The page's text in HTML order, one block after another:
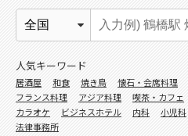
人気キーワード
居酒屋 和食 焼き鳥 懐石・会席料理
フランス料理
アジア料理 喫茶・カフェ
カラオケ
ビジネスホテル 内科 小児科
法律事務所